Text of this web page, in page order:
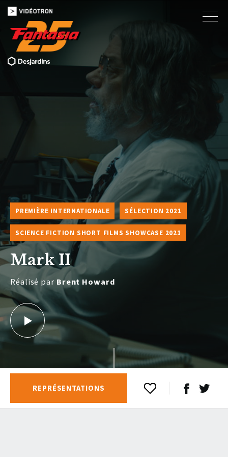
PREMIÈRE INTERNATIONALE SÉLECTION 2021
SCIENCE FICTION SHORT FILMS SHOWCASE 2021
Mark II
Réalisé par Brent Howard
REPRÉSENTATIONS